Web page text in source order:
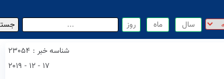
شناسه خبر : 23054
17 - 12 - 2019